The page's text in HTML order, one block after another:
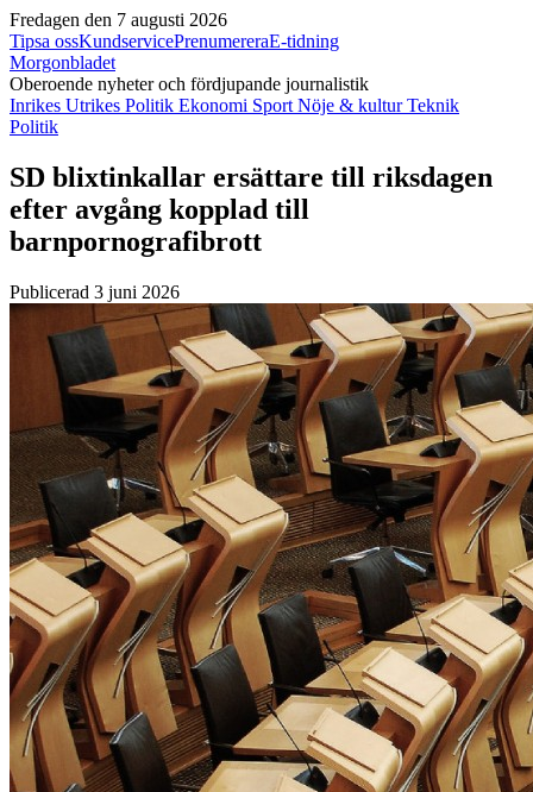
Fredagen den 7 augusti 2026
Tipsa ossKundservicePrenumereraE-tidning
Morgonbladet
Oberoende nyheter och fördjupande journalistik
Inrikes Utrikes Politik Ekonomi Sport Nöje & kulturTeknik
Politik
SD blixtinkallar ersättare till riksdagen
efter avgång kopplad till
barnpornografibrott
Publicerad 3 juni 2026